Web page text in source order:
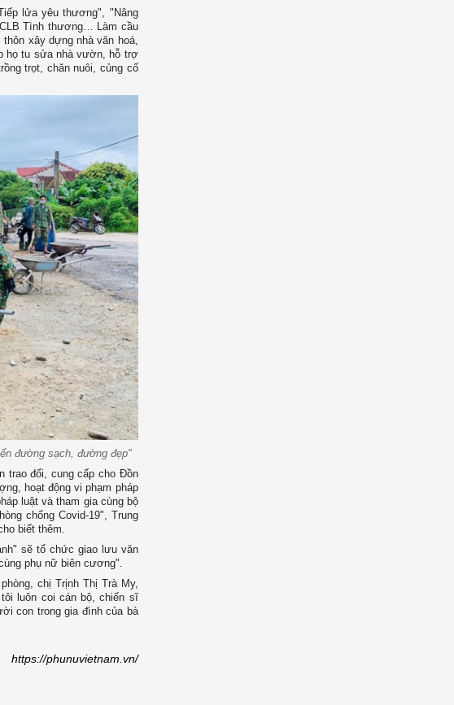
lửa yêu thương", "Nâng
Tình thương… Làm cầu
xây dựng nhà văn hoá,
họ tu sửa nhà vườn, hỗ trợ
trọt, chăn nuôi, củng cố
đường sạch, đường đẹp"
trao đổi, cung cấp cho Đồn
hoạt động vi phạm pháp
luật và tham gia cùng bộ
chống Covid-19", Trung
biết thêm.
sẽ tổ chức giao lưu văn
phụ nữ biên cương".
chị Trịnh Thị Trà My,
luôn coi cán bộ, chiến sĩ
con trong gia đình của bà
https://phunuvietnam.vn/